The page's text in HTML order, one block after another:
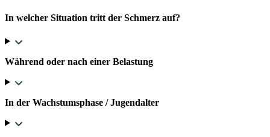
In welcher Situation tritt der Schmerz auf?
Während oder nach einer Belastung
In der Wachstumsphase / Jugendalter